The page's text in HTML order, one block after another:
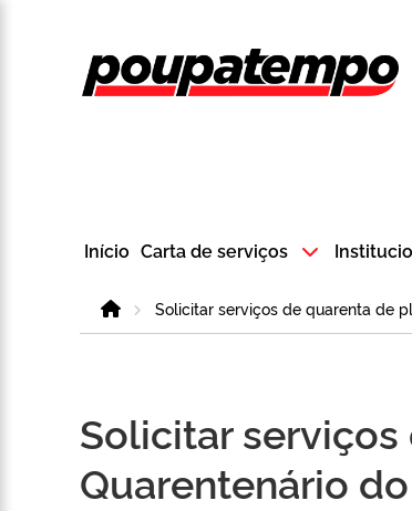
Início Carta de serviços
HomeSolicitar serviços de quarenta de
Solicitar
Quarentenário